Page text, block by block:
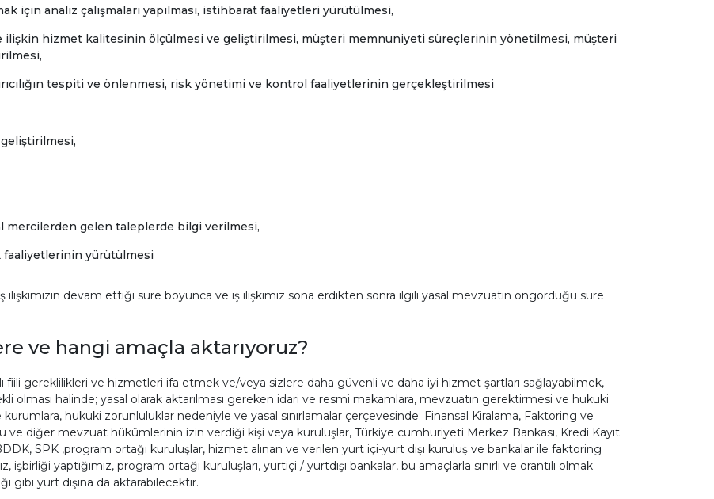
için analiz çalışmaları yapılması, istihbarat faaliyetleri yürütülmesi,
hizmet kalitesinin ölçülmesi ve geliştirilmesi, müşteri memnuniyeti süreçlerinin yönetilmesi, müşteri
tespiti ve önlenmesi, risk yönetimi ve kontrol faaliyetlerinin gerçekleştirilmesi
mercilerden gelen taleplerde bilgi verilmesi,
faaliyetlerinin yürütülmesi
ilişkimizin devam ettiği süre boyunca ve iş ilişkimiz sona erdikten sonra ilgili yasal mevzuatın öngördüğü süre
ve hangi amaçla aktarıyoruz?
fiili gereklilikleri ve hizmetleri ifa etmek ve/veya sizlere daha güvenli ve daha iyi hizmet şartları sağlayabilmek,
olması halinde; yasal olarak aktarılması gereken idari ve resmi makamlara, mevzuatın gerektirmesi ve hukuki
hukuki zorunluluklar nedeniyle ve yasal sınırlamalar çerçevesinde; Finansal Kiralama, Faktoring ve
ve diğer mevzuat hükümlerinin izin verdiği kişi veya kuruluşlar, Türkiye cumhuriyeti Merkez Bankası, Kredi Kayıt
SPK ,program ortağı kuruluşlar, hizmet alınan ve verilen yurt içi-yurt dışı kuruluş ve bankalar ile faktoring
yaptığımız, program ortağı kuruluşları, yurtiçi / yurtdışı bankalar, bu amaçlarla sınırlı ve orantılı olmak
gibi yurt dışına da aktarabilecektir.